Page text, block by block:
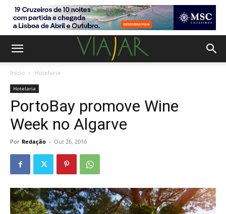
Início Hotelaria
Hotelaria
PortoBay promove Wine
Week no Algarve
Por Redação - Out 26, 2016